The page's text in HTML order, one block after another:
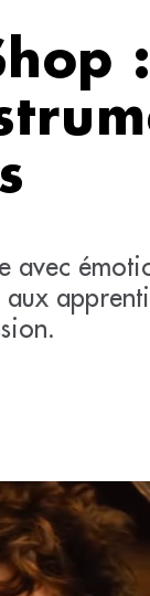
avec